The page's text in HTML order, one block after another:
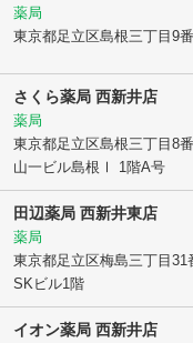
薬局
東京都足立区島根三丁目9
さくら薬局 西新井店
薬局
東京都足立区島根三丁目8
山一ビル島根Ⅰ 1階A号
田辺薬局 西新井東店
薬局
東京都足立区梅島三丁目31
SKビル1階
イオン薬局 西新井店